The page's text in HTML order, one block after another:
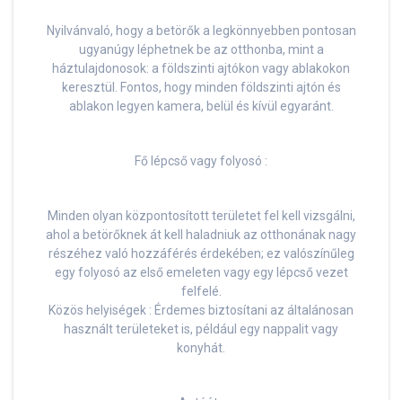
Nyilvánvaló, hogy a betörők a legkönnyebben pontosan
ugyanúgy léphetnek be az otthonba, mint a
háztulajdonosok: a földszinti ajtókon vagy ablakokon
keresztül. Fontos, hogy minden földszinti ajtón és
ablakon legyen kamera, belül és kívül egyaránt.
Fő lépcső vagy folyosó :
Minden olyan központosított területet fel kell vizsgálni,
ahol a betörőknek át kell haladniuk az otthonának nagy
részéhez való hozzáférés érdekében; ez valószínűleg
egy folyosó az első emeleten vagy egy lépcső vezet
felfelé.
Közös helyiségek : Érdemes biztosítani az általánosan
használt területeket is, például egy nappalit vagy
konyhát.